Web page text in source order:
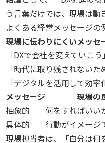
う言葉だけでは、現場は動
よくある経営メッセージの
現場に伝わりにくいメッセ
「DXで会社を変えていこう」
「時代に取り残されないた
「デジタルを活用して効率
メッセージ
現場の
抽象的
何をすればいい
具体的
行動がイメージ
現場担当者は、「自分は何